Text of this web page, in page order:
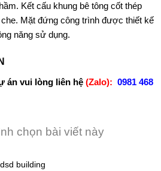
Kết cấu khung bê tông cốt thép
Mặt đứng công trình được thiết kế
năng sử dụng.
án vui lòng liên hệ (Zalo): 0981 468
chọn bài viết này
dsd building